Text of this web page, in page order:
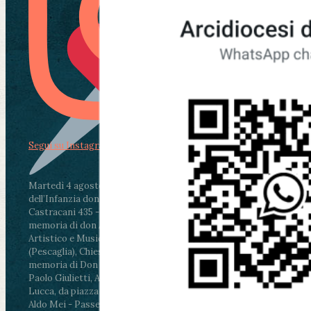
Martedì 4 agosto2026
ore 11:30 - Lucca, Scuola
dell’Infanzia don Aldo Mei - Viale Castruccio
Castracani 435 - Inaugurazione murales in
memoria di don Aldo Mei curato dal Liceo
Artistico e Musicale “Passaglia”
ore 18 - Fiano
(Pescaglia), Chiesa parrocchiale - Messa in
memoria di Don Aldo Mei celebrata da mons.
Paolo Giulietti, Arcivescovo di Lucca
ore 20.30 -
Lucca, da piazza San Michele al Cippo di don
Aldo Mei - Passeggiata della Memoria in alcuni
Segui su Instagram